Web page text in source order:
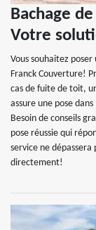
Bachage
Votre
Vous souhaitez
Franck Couverture!
cas de fuite de toit,
assure une pose
Besoin de conseils
pose réussie qui
service ne
directement!